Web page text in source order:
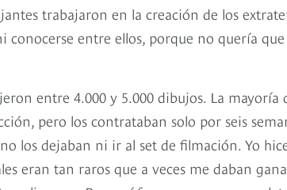
trabajaron en la creación de los
conocerse entre ellos, porque no quería
entre 4.000 y 5.000 dibujos. La
pero los contrataban solo por seis
los dejaban ni ir al set de filmación. Yo
eran tan raros que a veces me daban